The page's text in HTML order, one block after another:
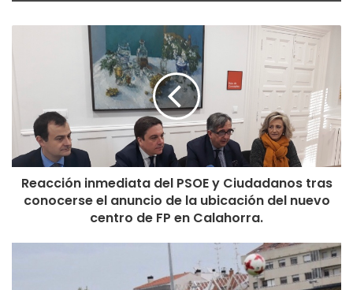
Reacción inmediata del PSOE y Ciudadanos tras
conocerse el anuncio de la ubicación del nuevo
centro de FP en Calahorra.